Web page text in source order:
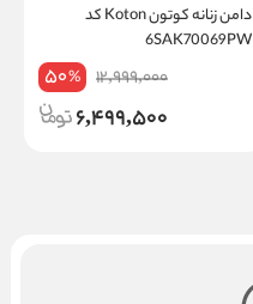
دامن زنانه کوتون Koton کد
6SAK70069PW
12,999,000
50%
6,499,500